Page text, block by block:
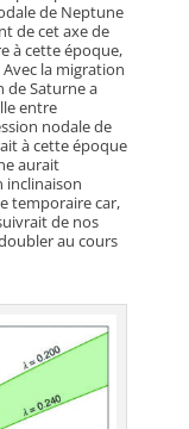
de Neptune
de cet axe de
à cette époque,
la migration
de Saturne a
entre
nodale de
à cette époque
aurait
inclinaison
temporaire car,
de nos
au cours